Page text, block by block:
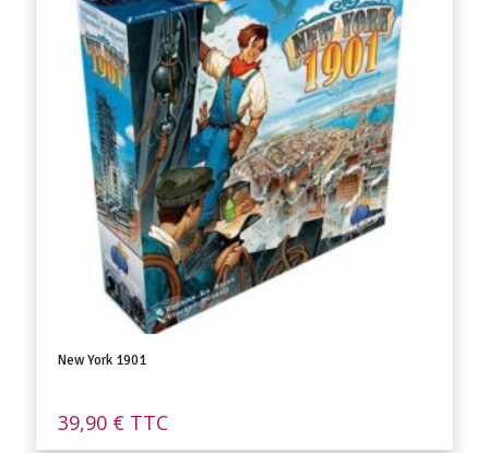
New York 1901
39,90 € TTC